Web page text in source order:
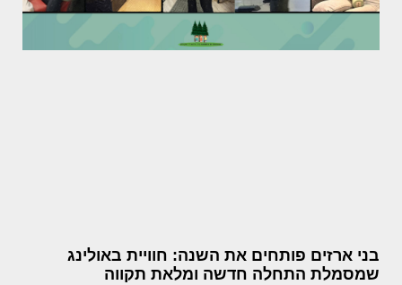
בני ארזים פותחים את השנה: חוויית באולינג
שמסמלת התחלה חדשה ומלאת תקווה